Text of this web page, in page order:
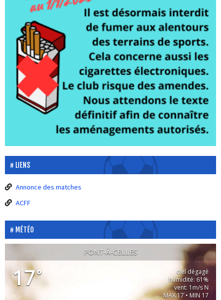
LIENS
Annonce des matches
ACFF
MÉTÉO
PONT-À-CELLES
17°
ciel dégagé
humidité: 61%
vent: 1m/s N
MAX 17 • MIN 17